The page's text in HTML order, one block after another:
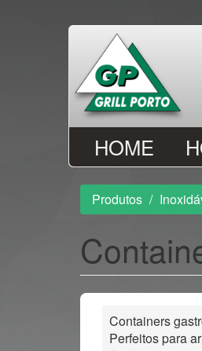
HOME
Produtos
Containers
Perfeitos para